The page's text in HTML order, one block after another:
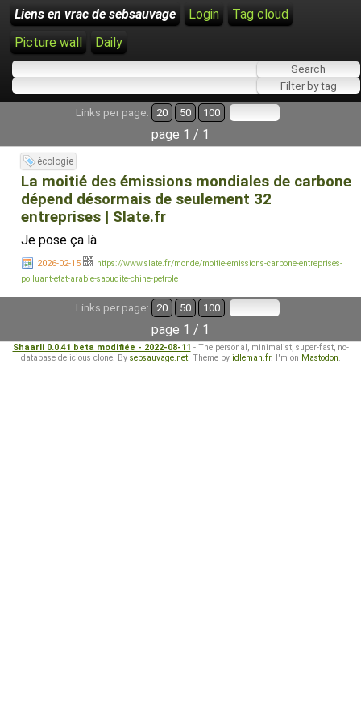
Liens en vrac de sebsauvage Login
Tag cloud
Picture wall
Daily
Links per page: 20 50 100
page 1 / 1
écologie
La moitié des émissions mondiales de carbone
dépend désormais de seulement 32
entreprises | Slate.fr
Je pose ça là.
2026-02-15
https://www.slate.fr/monde/moitie-emissions-carbone-entreprises-
polluant-etat-arabie-saoudite-chine-petrole
Links per page: 20 50 100
page 1 / 1
Shaarli 0.0.41 beta modifiée - 2022-08-11 - The personal, minimalist, super-fast, no-
database delicious clone. By sebsauvage.net. Theme by idleman.fr. I'm on Mastodon.